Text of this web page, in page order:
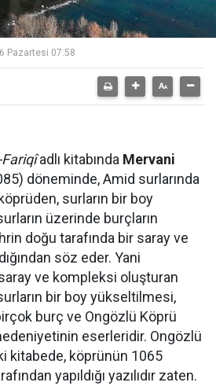
Pazartesi 07:58
Fariqîadlı kitabında Mervani
döneminde, Amid surlarında
surların bir boy
üzerinde burçların
doğu tarafında bir saray ve
söz eder. Yani
ve kompleksi oluşturan
bir boy yükseltilmesi,
burç ve Ongözlü Köprü
eserleridir. Ongözlü
kitabede, köprünün 1065
yapıldığı yazılıdır zaten.